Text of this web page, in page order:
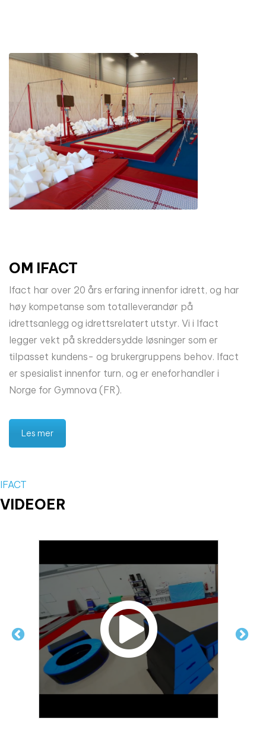
OM IFACT
Ifact har over 20 års erfaring innenfor idrett, og har
høy kompetanse som totalleverandør på
idrettsanlegg og idrettsrelatert utstyr. Vi i Ifact
legger vekt på skreddersydde løsninger som er
tilpasset kundens- og brukergruppens behov. Ifact
er spesialist innenfor turn, og er eneforhandler i
Norge for Gymnova (FR).
Les mer
IFACT
VIDEOER